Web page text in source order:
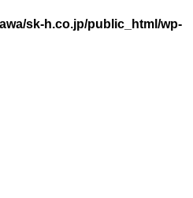
sk-h.co.jp/public_html/wp-